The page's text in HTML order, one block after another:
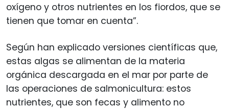
oxígeno y otros nutrientes en los fiordos, que se
tienen que tomar en cuenta”.
Según han explicado versiones científicas que,
estas algas se alimentan de la materia
orgánica descargada en el mar por parte de
las operaciones de salmonicultura: estos
nutrientes, que son fecas y alimento no